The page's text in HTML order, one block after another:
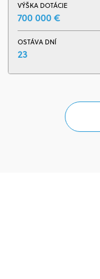
VÝŠKA DOTÁCIE
700 000 €
OSTÁVA DNÍ
23